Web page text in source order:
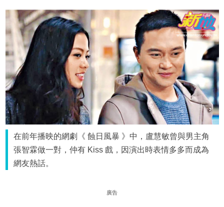
在前年播映的網劇《 蝕日風暴 》中，盧慧敏曾與男主角
張智霖做一對，仲有 Kiss 戲，因演出時表情多多而成為
網友熱話。
廣告